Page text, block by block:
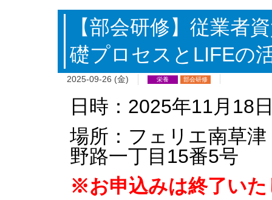
【部会研修】従業者
礎プロセスとLIFEの
2025-09-26 (金) 栄養 部会研修
日時：2025年11月18
場所：フェリエ南草
野路一丁目15番5号
※お申込みは終了いた